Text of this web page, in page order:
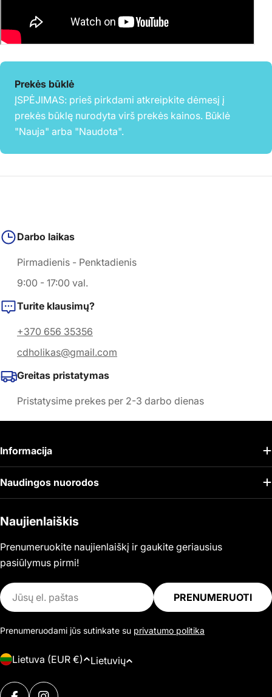
Prekės būklė
ĮSPĖJIMAS: prieš pirkdami atkreipkite dėmesį į
prekės būklę nurodyta virš prekės kainos. Būklė
"Nauja" arba "Naudota".
Darbo laikas
Pirmadienis - Penktadienis
9:00 - 17:00 val.
Turite klausimų?
+370 656 35356
cdholikas@gmail.com
Greitas pristatymas
Pristatysime prekes per 2-3 darbo dienas
Naujienlaiškis
Prenumeruokite naujienlaiškį ir gaukite geriausius
pasiūlymus pirmi!
El.
paštas
PRENUMERUOTI
Prenumeruodami jūs sutinkate su privatumo politika
Informacija
Naudingos nuorodos
Š
l
Lietuva (EUR €)
K
Lietuvių
Mokėjimo